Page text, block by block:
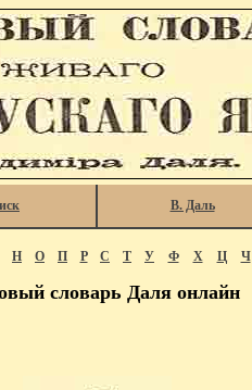
В. Даль
Н О П Р С Т У Ф Х Ц Ч
словарь Даля онлайн